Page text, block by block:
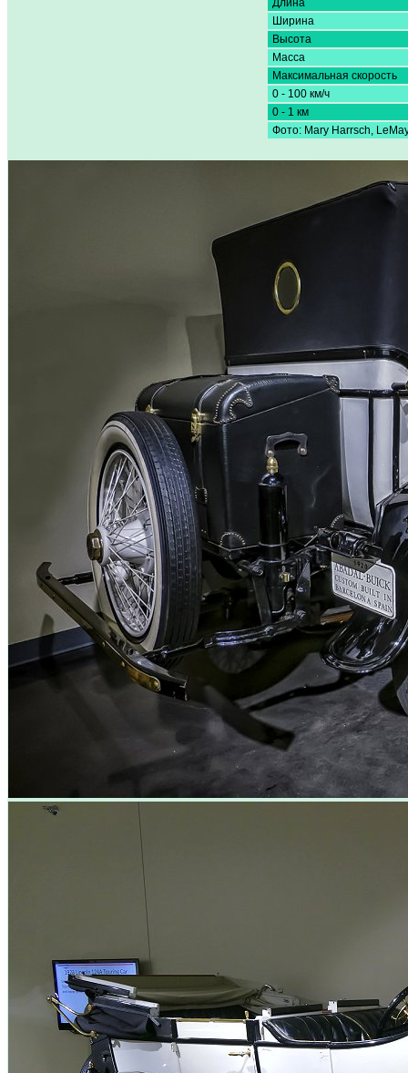
Длина
Ширина
Высота
Масса
Максимальная скорость
0 - 100 км/ч
0 - 1 км
Фото: Mary Harrsch,